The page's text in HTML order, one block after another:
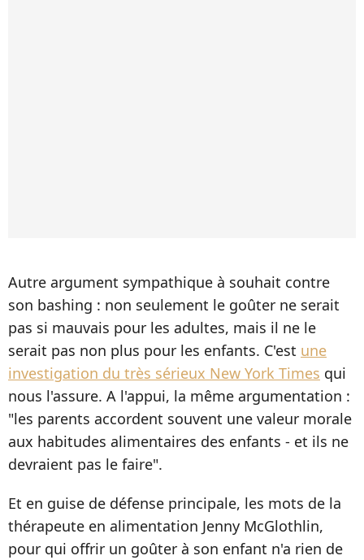
Autre argument sympathique à souhait contre
son bashing : non seulement le goûter ne serait
pas si mauvais pour les adultes, mais il ne le
serait pas non plus pour les enfants. C'est une
investigation du très sérieux New York Times qui
nous l'assure. A l'appui, la même argumentation :
"les parents accordent souvent une valeur morale
aux habitudes alimentaires des enfants - et ils ne
devraient pas le faire".
Et en guise de défense principale, les mots de la
thérapeute en alimentation Jenny McGlothlin,
pour qui offrir un goûter à son enfant n'a rien de